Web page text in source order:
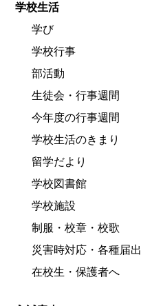
学校生活
学び
学校行事
部活動
生徒会・行事週間
今年度の行事週間
学校生活のきまり
留学だより
学校図書館
学校施設
制服・校章・校歌
災害時対応・各種届出
在校生・保護者へ